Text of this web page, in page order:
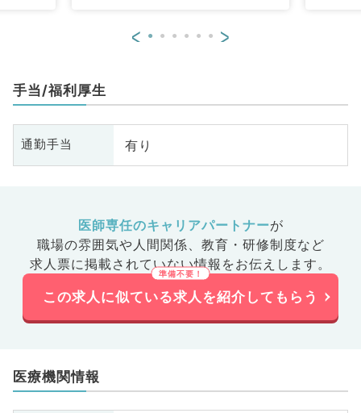
< >
手当/福利厚生
通勤手当 有り
医師専任のキャリアパートナーが
職場の雰囲気や人間関係、 教育・研修制度など
求人票に掲載されていない情報をお伝えします。
この求人に似ている求人を紹介してもらう
医療機関情報